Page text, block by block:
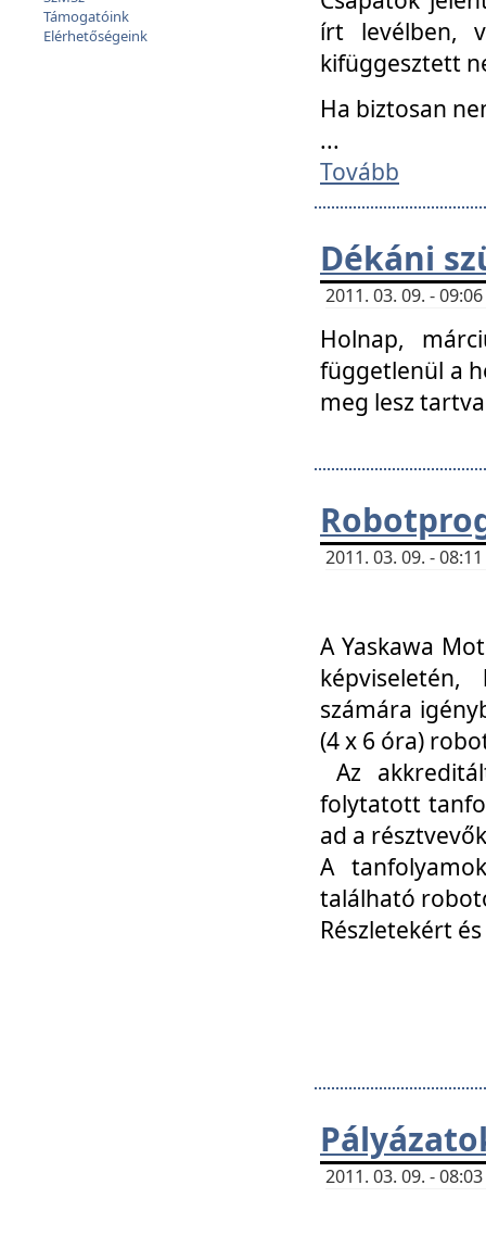
Támogatóink
Elérhetőségeink
írt levélben,
kifüggesztett
Ha biztosan
...
Tovább
Dékáni
2011. 03. 09. -
Holnap,
függetlenül a
meg lesz
2011. 03. 09. -
A Yaskawa
számára
(4 x 6 óra)
Az
folytatott
ad a
A
található
Részletekért
2011. 03. 09. -